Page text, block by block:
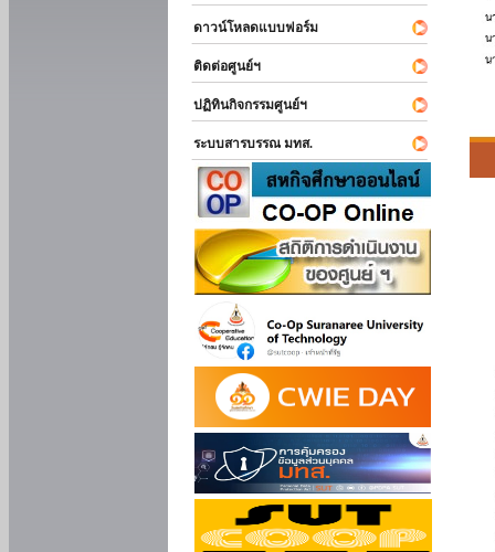
ดาวน์โหลดแบบฟอร์ม
ติดต่อศูนย์ฯ
ปฏิทินกิจกรรมศูนย์ฯ
ระบบสารบรรณ มทส.